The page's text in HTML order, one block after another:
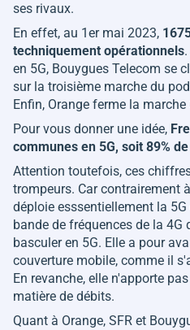
ses rivaux.
En effet, au 1er mai 2023,
techniquement opérationnels
en 5G, Bouygues Telecom se
sur la troisième marche du
Enfin, Orange ferme la
Pour vous donner une idée,
communes en 5G, soit 89%
Attention toutefois, ces
trompeurs. Car contrairement
déploie esssentiellement la
bande de fréquences de la 4G
basculer en 5G. Elle a pour
couverture mobile, comme il
En revanche, elle n'apporte
matière de débits.
Quant à Orange, SFR et